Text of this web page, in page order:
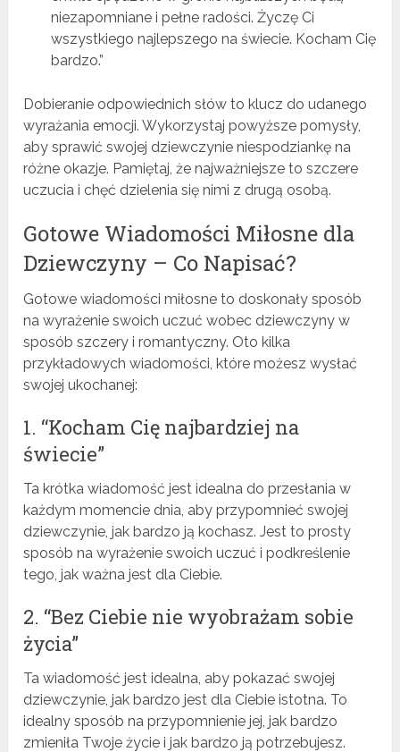
niezapomniane i pełne radości. Życzę Ci
wszystkiego najlepszego na świecie. Kocham Cię
bardzo.”
Dobieranie odpowiednich słów to klucz do udanego
wyrażania emocji. Wykorzystaj powyższe pomysły,
aby sprawić swojej dziewczynie niespodziankę na
różne okazje. Pamiętaj, że najważniejsze to szczere
uczucia i chęć dzielenia się nimi z drugą osobą.
Gotowe Wiadomości Miłosne dla
Dziewczyny – Co Napisać?
Gotowe wiadomości miłosne to doskonały sposób
na wyrażenie swoich uczuć wobec dziewczyny w
sposób szczery i romantyczny. Oto kilka
przykładowych wiadomości, które możesz wysłać
swojej ukochanej:
1. “Kocham Cię najbardziej na
świecie”
Ta krótka wiadomość jest idealna do przesłania w
każdym momencie dnia, aby przypomnieć swojej
dziewczynie, jak bardzo ją kochasz. Jest to prosty
sposób na wyrażenie swoich uczuć i podkreślenie
tego, jak ważna jest dla Ciebie.
2. “Bez Ciebie nie wyobrażam sobie
życia”
Ta wiadomość jest idealna, aby pokazać swojej
dziewczynie, jak bardzo jest dla Ciebie istotna. To
idealny sposób na przypomnienie jej, jak bardzo
zmieniła Twoje życie i jak bardzo ją potrzebujesz.